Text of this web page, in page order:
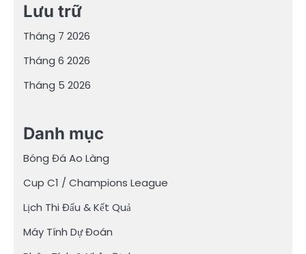
Lưu trữ
Tháng 7 2026
Tháng 6 2026
Tháng 5 2026
Danh mục
Bóng Đá Ao Làng
Cup C1 / Champions League
Lịch Thi Đấu & Kết Quả
Máy Tính Dự Đoán